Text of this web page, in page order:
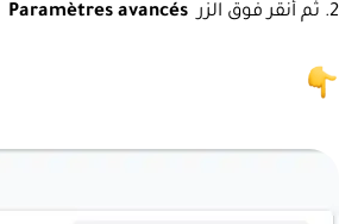
2. ثم أنقر فوق الزر Paramètres avancés